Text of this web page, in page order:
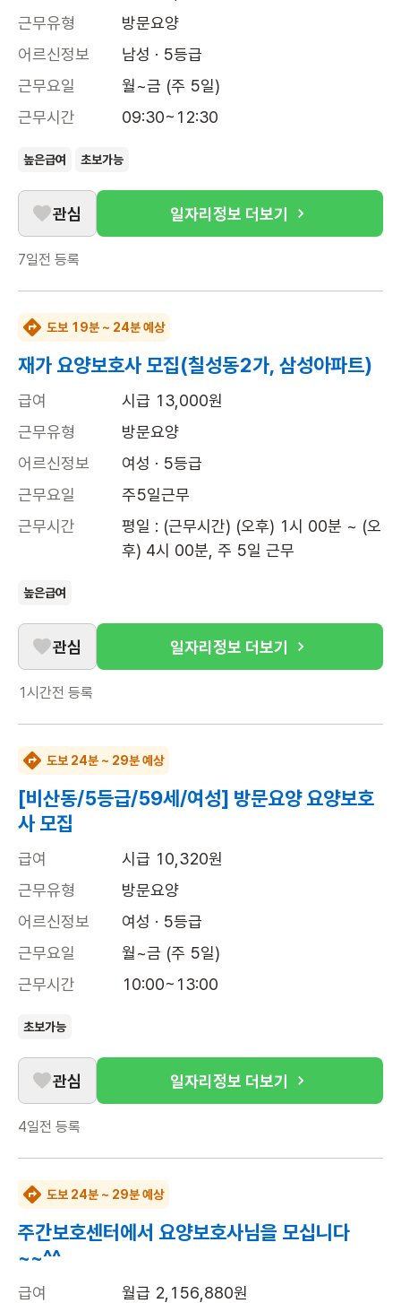
근무유형
방문요양
어르신정보
남성 · 5등급
근무요일
월~금 (주 5일)
근무시간
09:30~12:30
높은급여 초보가능
관심 일자리정보 더보기
7일전 등록
도보 19분 ~ 24분 예상
재가 요양보호사 모집(칠성동2가, 삼성아파트)
급여
시급 13,000원
근무유형
방문요양
어르신정보
여성 · 5등급
근무요일
주5일근무
근무시간
평일 : (근무시간) (오후) 1시 00분 ~ (오
후) 4시 00분, 주 5일 근무
높은급여
관심 일자리정보 더보기
1시간전 등록
도보 24분 ~ 29분 예상
[비산동/5등급/59세/여성] 방문요양 요양보호
사 모집
급여
시급 10,320원
근무유형
방문요양
어르신정보
여성 · 5등급
근무요일
월~금 (주 5일)
근무시간
10:00~13:00
초보가능
관심 일자리정보 더보기
4일전 등록
도보 24분 ~ 29분 예상
주간보호센터에서 요양보호사님을 모십니다
~~^^
급여
월급 2,156,880원